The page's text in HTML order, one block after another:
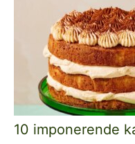
10 imponerende